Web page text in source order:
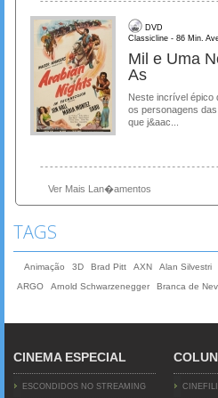
DVD
Classicline - 86 Min.
Mil e Uma
As
Neste incrível épico
os personagens
que j&aac...
Ver Mais Lan�amentos
TAGS
Animação 3D Brad Pitt AXN Alan Silvestri
ARGO
Arnold Schwarzenegger Branca de
CINEMA ESPECIAL
ESCONDIDOS NO STREAMING